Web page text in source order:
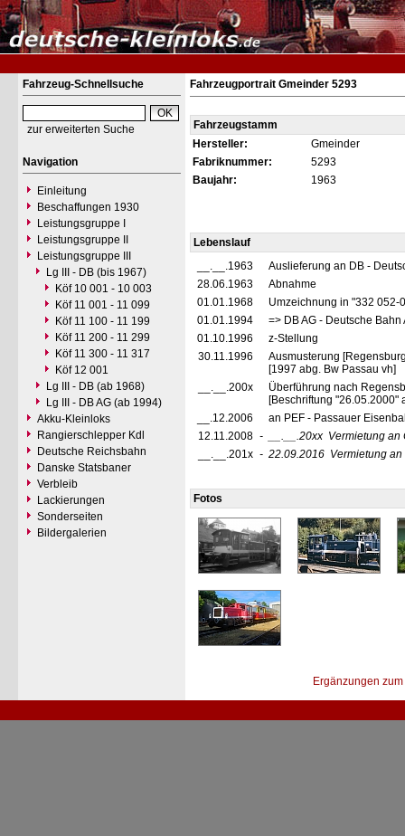
Fahrzeug-Schnellsuche
zur erweiterten Suche
Navigation
Einleitung
Beschaffungen 1930
Leistungsgruppe I
Leistungsgruppe II
Leistungsgruppe III
Lg III - DB (bis 1967)
Köf 10 001 - 10 003
Köf 11 001 - 11 099
Köf 11 100 - 11 199
Köf 11 200 - 11 299
Köf 11 300 - 11 317
Köf 12 001
Lg III - DB (ab 1968)
Lg III - DB AG (ab 1994)
Akku-Kleinloks
Rangierschlepper Kdl
Deutsche Reichsbahn
Danske Statsbaner
Verbleib
Lackierungen
Sonderseiten
Bildergalerien
Fahrzeugportrait Gmeinder 5293
Fahrzeugstamm
Hersteller:
Gmeinder
Fabriknummer:
5293
Baujahr:
1963
Lebenslauf
__.__.1963
Auslieferung an DB -
28.06.1963
Abnahme
01.01.1968
Umzeichnung in "332 052-
01.01.1994
=> DB AG - Deutsche
01.10.1996
z-Stellung
30.11.1996
Ausmusterung
[1997 abg. Bw Passau vh]
__.__.200x
Überführung nach
[Beschriftung "26.05.2000"
__.12.2006
an PEF - Passauer
12.11.2008 - __.__.20xx Vermietung an
__.__.201x - 22.09.2016 Vermietung
Fotos
Ergänzungen